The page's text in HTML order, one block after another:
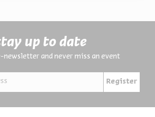
up to date
newsletter and never miss an event
Register